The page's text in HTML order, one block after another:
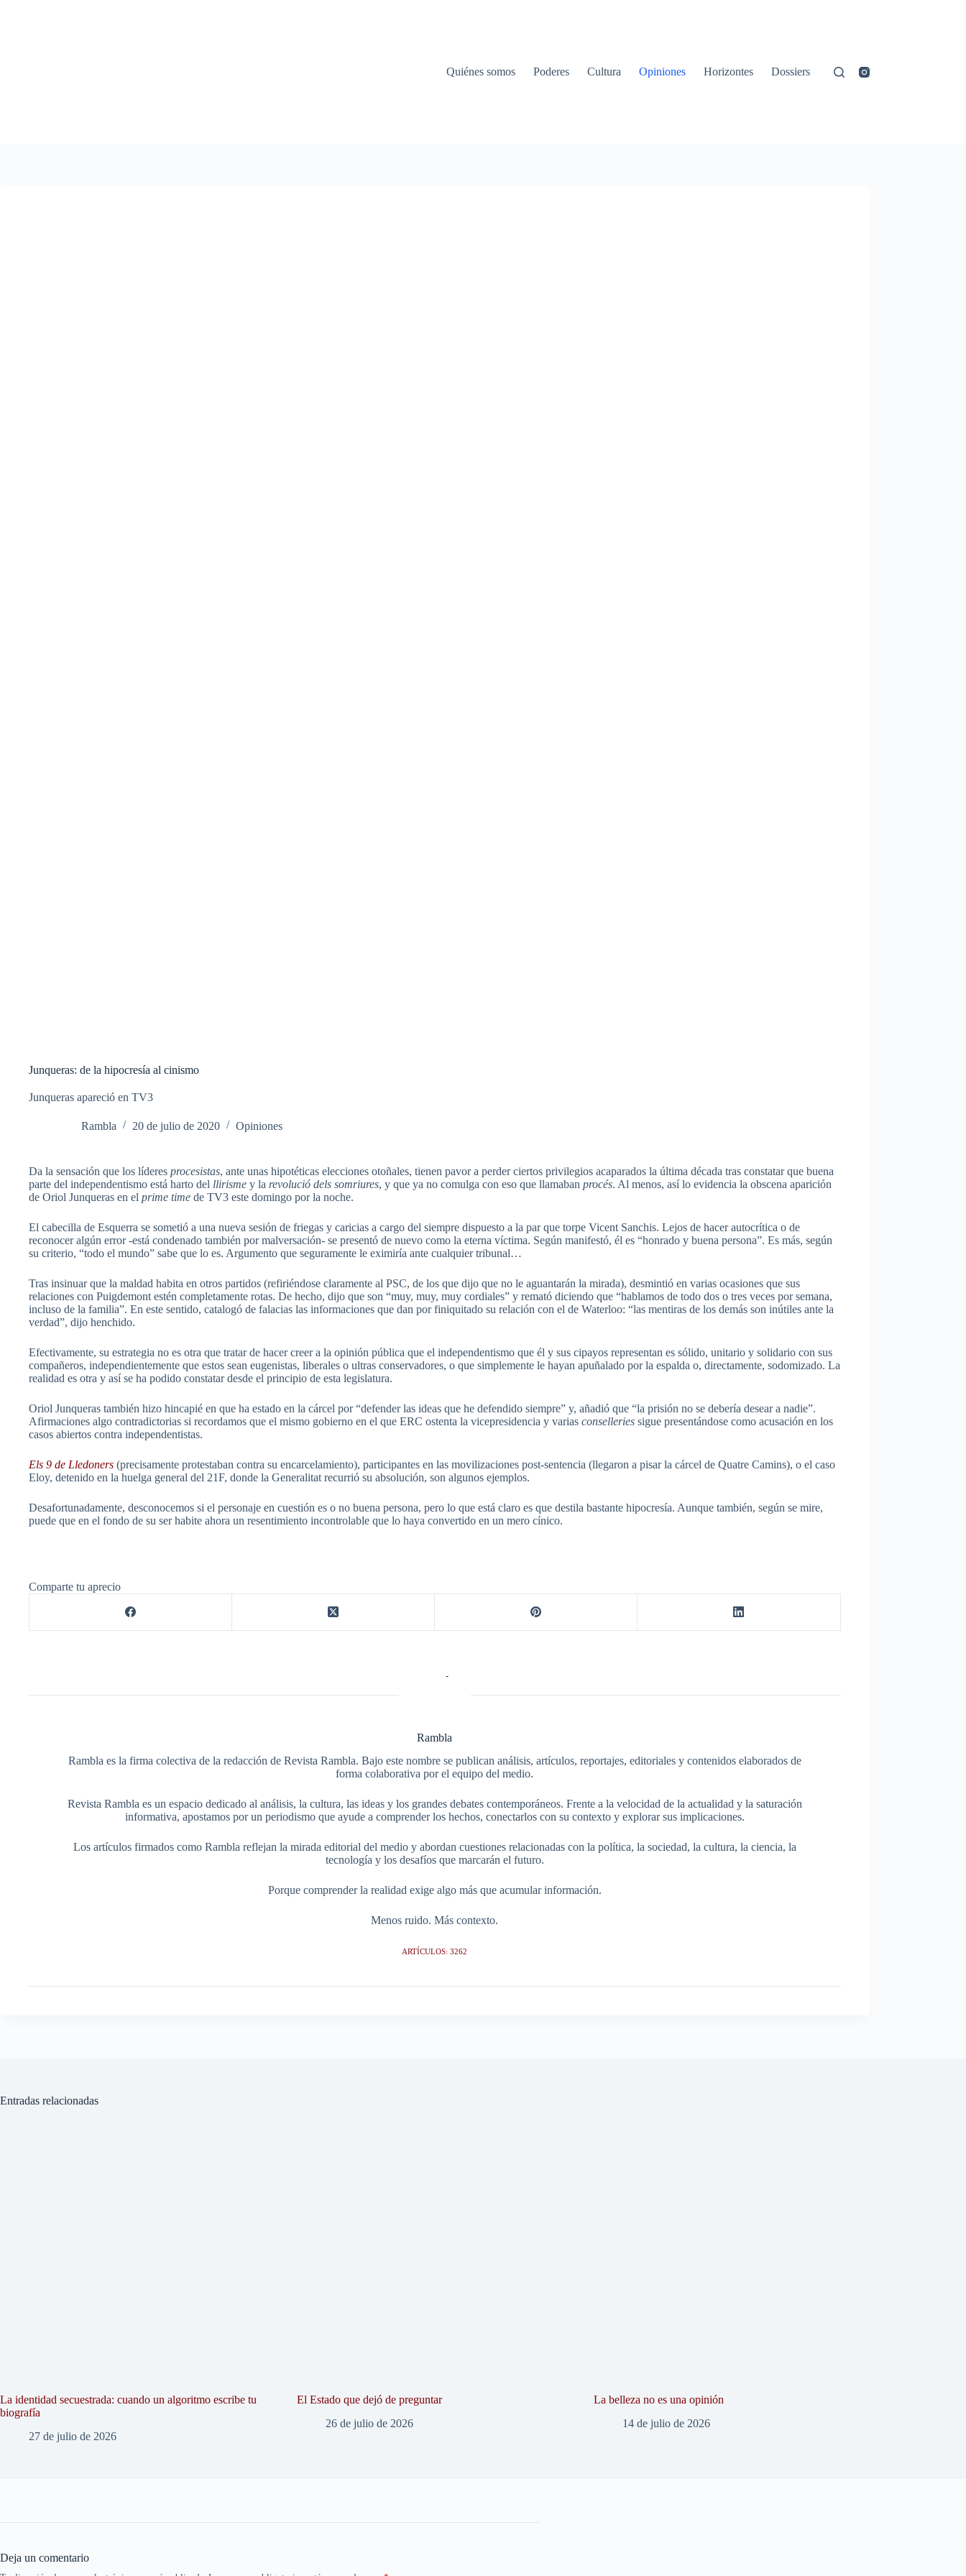
Quiénes somos Poderes Cultura Opiniones Horizontes Dossiers
Junqueras: de la hipocresía al cinismo
Junqueras apareció en TV3
Rambla 20 de julio de 2020 Opiniones
Da la sensación que los líderes procesistas, ante unas hipotéticas elecciones otoñales, tienen pavor a perder ciertos privilegios acaparados la última década tras constatar que buena
parte del independentismo está harto del llirisme y la revolució dels somriures, y que ya no comulga con eso que llamaban procés. Al menos, así lo evidencia la obscena aparición
de Oriol Junqueras en el prime time de TV3 este domingo por la noche.
El cabecilla de Esquerra se sometió a una nueva sesión de friegas y caricias a cargo del siempre dispuesto a la par que torpe Vicent Sanchis. Lejos de hacer autocrítica o de
reconocer algún error -está condenado también por malversación- se presentó de nuevo como la eterna víctima. Según manifestó, él es “honrado y buena persona”. Es más, según
su criterio, “todo el mundo” sabe que lo es. Argumento que seguramente le eximiría ante cualquier tribunal…
Tras insinuar que la maldad habita en otros partidos (refiriéndose claramente al PSC, de los que dijo que no le aguantarán la mirada), desmintió en varias ocasiones que sus
relaciones con Puigdemont estén completamente rotas. De hecho, dijo que son “muy, muy, muy cordiales” y remató diciendo que “hablamos de todo dos o tres veces por semana,
incluso de la familia”. En este sentido, catalogó de falacias las informaciones que dan por finiquitado su relación con el de Waterloo: “las mentiras de los demás son inútiles ante la
verdad”, dijo henchido.
Efectivamente, su estrategia no es otra que tratar de hacer creer a la opinión pública que el independentismo que él y sus cipayos representan es sólido, unitario y solidario con sus
compañeros, independientemente que estos sean eugenistas, liberales o ultras conservadores, o que simplemente le hayan apuñalado por la espalda o, directamente, sodomizado. La
realidad es otra y así se ha podido constatar desde el principio de esta legislatura.
Oriol Junqueras también hizo hincapié en que ha estado en la cárcel por “defender las ideas que he defendido siempre” y, añadió que “la prisión no se debería desear a nadie”.
Afirmaciones algo contradictorias si recordamos que el mismo gobierno en el que ERC ostenta la vicepresidencia y varias conselleries sigue presentándose como acusación en los
casos abiertos contra independentistas.
Els 9 de Lledoners (precisamente protestaban contra su encarcelamiento), participantes en las movilizaciones post-sentencia (llegaron a pisar la cárcel de Quatre Camins), o el caso
Eloy, detenido en la huelga general del 21F, donde la Generalitat recurrió su absolución, son algunos ejemplos.
Desafortunadamente, desconocemos si el personaje en cuestión es o no buena persona, pero lo que está claro es que destila bastante hipocresía. Aunque también, según se mire,
puede que en el fondo de su ser habite ahora un resentimiento incontrolable que lo haya convertido en un mero cínico.
Comparte tu aprecio
Rambla
Rambla es la firma colectiva de la redacción de Revista Rambla. Bajo este nombre se publican análisis, artículos, reportajes, editoriales y contenidos elaborados de
forma colaborativa por el equipo del medio.
Revista Rambla es un espacio dedicado al análisis, la cultura, las ideas y los grandes debates contemporáneos. Frente a la velocidad de la actualidad y la saturación
informativa, apostamos por un periodismo que ayude a comprender los hechos, conectarlos con su contexto y explorar sus implicaciones.
Los artículos firmados como Rambla reflejan la mirada editorial del medio y abordan cuestiones relacionadas con la política, la sociedad, la cultura, la ciencia, la
tecnología y los desafíos que marcarán el futuro.
Porque comprender la realidad exige algo más que acumular información.
Menos ruido. Más contexto.
ARTÍCULOS: 3262
Entradas relacionadas
La identidad secuestrada: cuando un algoritmo escribe tu
biografía
27 de julio de 2026
El Estado que dejó de preguntar
26 de julio de 2026
La belleza no es una opinión
14 de julio de 2026
Deja un comentario